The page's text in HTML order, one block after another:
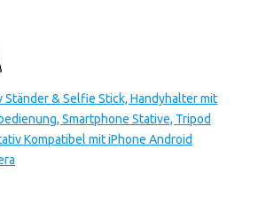
Ständer & Selfie Stick, Handyhalter mit
Smartphone Stative, Tripod
Kompatibel mit iPhone Android